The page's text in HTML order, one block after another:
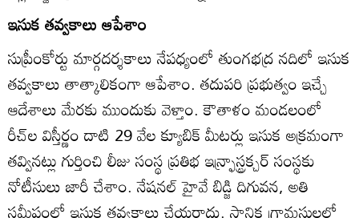
ఇసుక తవ్వకాలు ఆపేశాం
సుప్రీంకోర్టు మార్గదర్శకాలు నేపధ్యంలో తుంగభద్ర నదిలో ఇసుక
తవ్వకాలు తాత్కాలికంగా ఆపేశాం. తదుపరి ప్రభుత్వం ఇచ్చే
ఆదేశాలు మేరకు ముందుకు వెళ్తాం. కౌతాళం మండలంలో
రీచ్‌ల విస్తీర్ణం దాటి 29 వేల క్యూబిక్‌ మీటర్లు ఇసుక అక్రమంగా
తవ్వినట్లు గుర్తించి లీజు సంస్థ ప్రతిభ ఇన్ర్ఫాస్ట్రక్చర్‌ సంస్థకు
నోటీసులు జారీ చేశాం. నేషనల్‌ హైవే బిడ్జి దిగువన, అతి
సమీపంలో ఇసుక తవ్వకాలు చేయరాదు. స్థానిక గ్రామస్థులలో